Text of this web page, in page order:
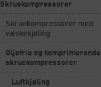
Skruekompressorer
Skruekompressorer med
væskekjøling
Oljefrie og komprimerende
skruekompressorer
Luftkjøling